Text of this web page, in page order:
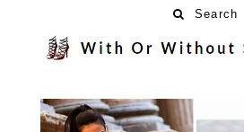
Search